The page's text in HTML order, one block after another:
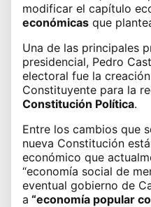
modificar el capítulo
económicas que
Una de las principales
presidencial, Pedro
electoral fue la
Constituyente para la
Constitución Política.
Entre los cambios que
nueva Constitución
económico que
“economía social de
eventual gobierno de
a “economía popular